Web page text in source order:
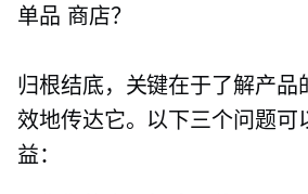
单品 商店？
归根结底，关键在于了解产品
效地传达它。以下三个问题可
益：